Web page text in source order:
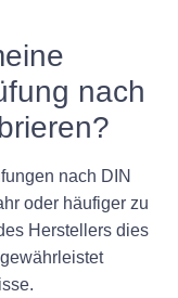
nach
nach DIN
oder häufiger zu
Herstellers dies